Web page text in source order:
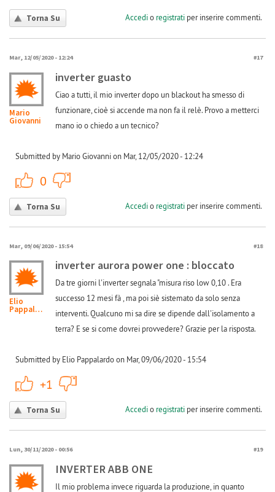
Torna Su Accedio registratiper inserire commenti.
Mar, 12/05/2020 - 12:24 #17
Mario
Giovanni
inverter guasto
Ciao a tutti, il mio inverter dopo un blackout ha smesso di
funzionare, cioè si accende ma non fa il relè. Provo a metterci
mano io o chiedo a un tecnico?
Submitted by Mario Giovanni on Mar, 12/05/2020 - 12:24
0
Torna Su Accedio registratiper inserire commenti.
Mar, 09/06/2020 - 15:54 #18
Elio
Pappalardo
inverter aurora power one : bloccato
Da tre giorni l'inverter segnala "misura riso low 0,10 . Era
successo 12 mesi fà , ma poi siè sistemato da solo senza
interventi. Qualcuno mi sa dire se dipende dall'isolamento a
terra? E se si come dovrei provvedere? Grazie per la risposta.
Submitted by Elio Pappalardo on Mar, 09/06/2020 - 15:54
+1
Torna Su Accedio registratiper inserire commenti.
Lun, 30/11/2020 - 00:56 #19
INVERTER ABB ONE
Il mio problema invece riguarda la produzione, in quanto